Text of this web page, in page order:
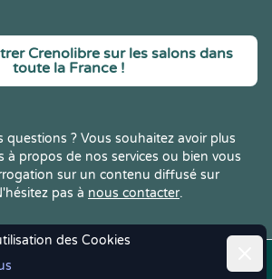
des Cookies
Crenolibre sur les salons dans
toute la France !
questions ? Vous souhaitez avoir plus
à propos de nos services ou bien vous
sur un contenu diffusé sur
pas à nous contacter.
RGPD